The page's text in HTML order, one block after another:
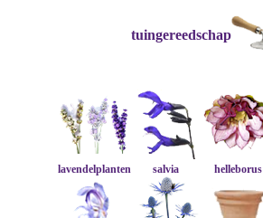
tuingereedschap
lavendelplanten salvia helleborus